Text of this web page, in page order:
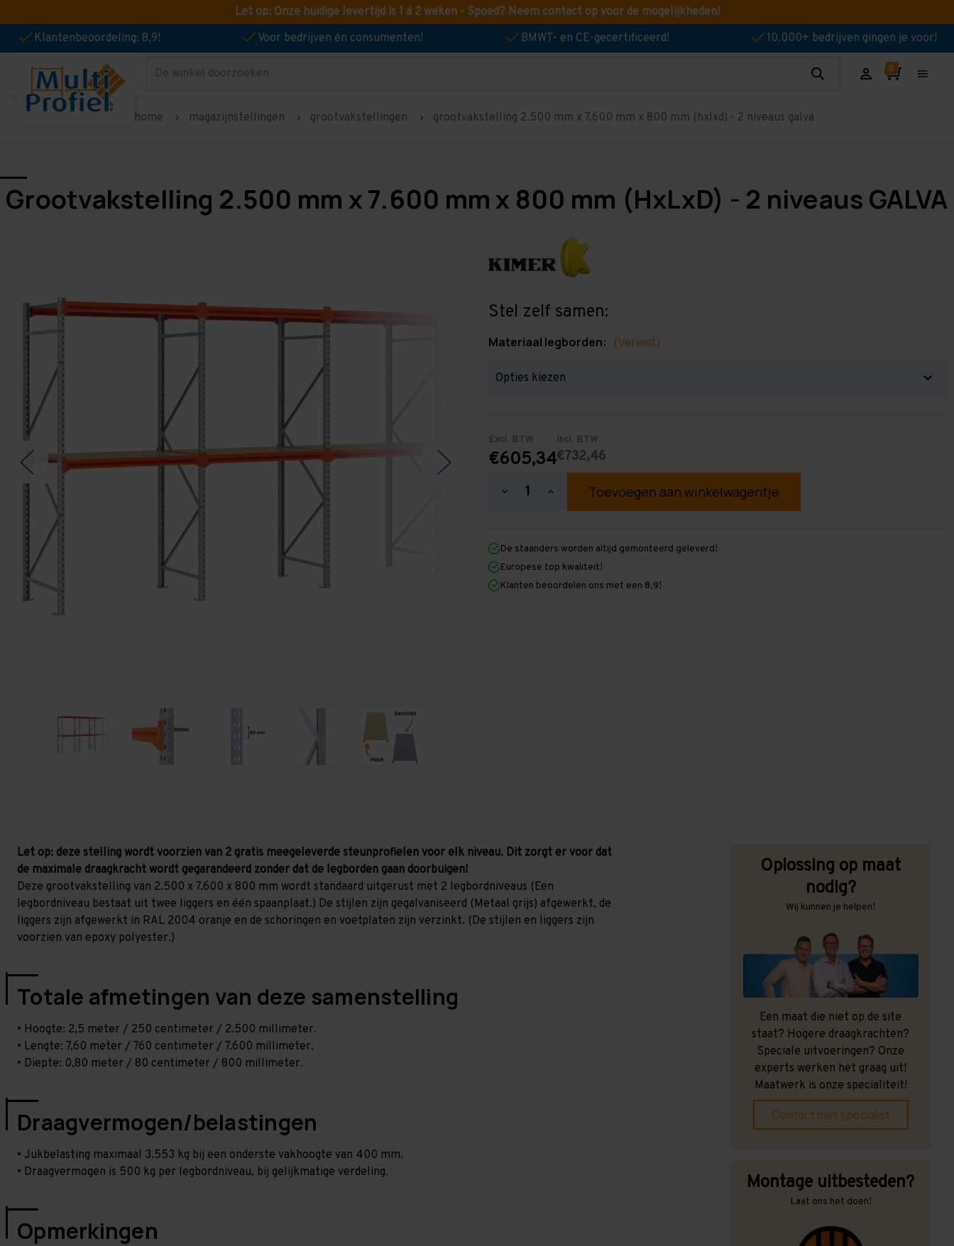
Let op: Onze huidige levertijd is 1 á 2 weken - Spoed? Neem contact op voor de mogelijkheden!
Klantenbeoordeling: 8,9!
Voor bedrijven én consumenten! BMWT- en CE-gecertificeerd! 10.000+ bedrijven gingen je voor!
Zoeken
home magazijnstellingen grootvakstellingen grootvakstelling 2.500 mm x 7.600 mm x 800 mm (hxlxd) - 2 niveaus galva
Grootvakstelling 2.500 mm x 7.600 mm x 800 mm (HxLxD) - 2 niveaus GALVA
Stel zelf samen:
Materiaal legborden: (Vereist)
Excl. BTW
€605,34
Incl. BTW
€732,46
Hoeveelheid
2.500
mm
x
7.600
mm
Hoeveelheid
verhogen
2.500
mm
x
7.600
mm
De staanders worden altijd gemonteerd geleverd!
Europese top kwaliteit!
Klanten beoordelen ons met een 8,9!
Let op: deze stelling wordt voorzien van 2 gratis meegeleverde steunprofielen voor elk niveau. Dit zorgt er voor dat
de maximale draagkracht wordt gegarandeerd zonder dat de legborden gaan doorbuigen!
Deze grootvakstelling van 2.500 x 7.600 x 800 mm wordt standaard uitgerust met 2 legbordniveaus (Een
legbordniveau bestaat uit twee liggers en één spaanplaat.) De stijlen zijn gegalvaniseerd (Metaal grijs) afgewerkt, de
liggers zijn afgewerkt in RAL 2004 oranje en de schoringen en voetplaten zijn verzinkt. (De stijlen en liggers zijn
voorzien van epoxy polyester.)
Totale afmetingen van deze samenstelling
• Hoogte: 2,5 meter / 250 centimeter / 2.500 millimeter.
• Lengte: 7,60 meter / 760 centimeter / 7.600 millimeter.
• Diepte: 0,80 meter / 80 centimeter / 800 millimeter.
Draagvermogen/belastingen
• Jukbelasting maximaal 3.553 kg bij een onderste vakhoogte van 400 mm.
• Draagvermogen is 500 kg per legbordniveau, bij gelijkmatige verdeling.
Opmerkingen
Oplossing op maat
nodig?
Wij kunnen je helpen!
Een maat die niet op de site
staat? Hogere draagkrachten?
Speciale uitvoeringen? Onze
experts werken het graag uit!
Maatwerk is onze specialiteit!
Contact met specialist
Montage uitbesteden?
Laat ons het doen!